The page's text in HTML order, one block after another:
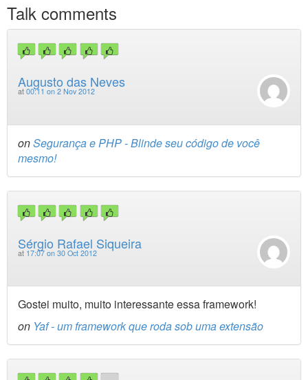
Talk comments
Augusto das Neves
at 00:11 on 2 Nov 2012
onSegurança e PHP - Blinde seu código de você
mesmo!
Sérgio Rafael Siqueira
at 17:07 on 30 Oct 2012
Gostei muito, muito interessante essa framework!
on Yaf - um framework que roda sob uma extensão